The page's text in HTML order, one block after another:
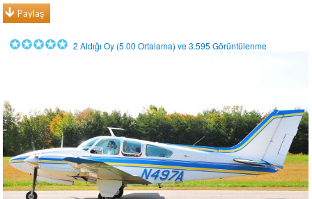
Paylaş
2 Aldığı Oy (5.00 Ortalama) ve3.595 Görüntülenme